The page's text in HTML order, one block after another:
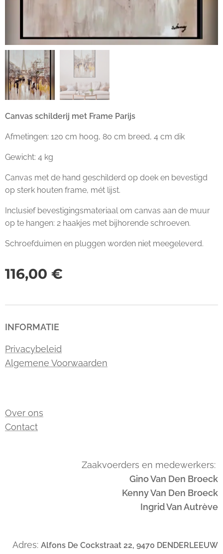
Canvas schilderij met Frame Parijs
Afmetingen: 120 cm hoog, 80 cm breed, 4 cm dik
Gewicht: 4 kg
Canvas met de hand geschilderd op doek en bevestigd
op sterk houten frame, mét lijst.
Inclusief bevestigingsmateriaal om canvas aan de muur
op te hangen: 2 haakjes met bijhorende schroeven.
Schroefduimen en pluggen worden niet meegeleverd.
116,00 €
INFORMATIE
Privacybeleid
Algemene Voorwaarden
Over ons
Contact
Zaakvoerders en medewerkers:
Gino Van Den Broeck
Kenny Van Den Broeck
Ingrid Van Autrève
Adres: Alfons De Cockstraat 22, 9470 DENDERLEEUW